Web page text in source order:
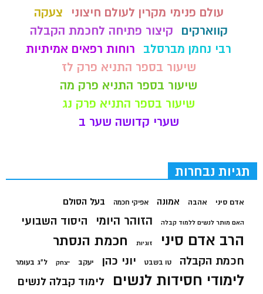
עולם פנימי מקרין לעולם חיצוני
צעקה
קווארקים
קיצור פתיחה לחכמת הקבלה
רבי נחמן מברסלב
רוחות רפאים אמיתיות
שיעור בספר התניא פרק לז
שיעור בספר התניא פרק מה
שיעור בספר התניא פרק נג
שערי קדושה שער ב
תגיות נבחרות
אדם סיני אהבה אמונה אפיקי חכמה בעל הסולם
האם מותר לנשים ללמוד קבלה הזוהר היומי היסוד השבועי
הרב אדם סיני זוגיות חכמת הנסתר
חכמת הקבלה טו בשבט יוני כהן יעקב יצחק ל"ג בעומר
לימודי חסידות לנשים לימוד קבלה לנשים